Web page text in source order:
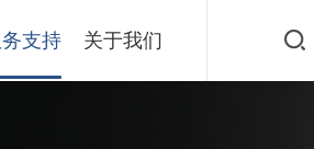
务支持 关于我们